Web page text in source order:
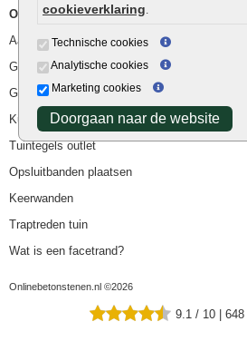
cookieverklaring.
Technische cookies
Analytische cookies
Marketing cookies
Doorgaan naar de website
Overig
Aanbiedingen
Goedkope bestrating
Goedkope tuintegels
Kunstgras
Tuintegels outlet
Opsluitbanden plaatsen
Keerwanden
Traptreden tuin
Wat is een facetrand?
Onlinebetonstenen.nl ©2026
9.1 / 10 | 648